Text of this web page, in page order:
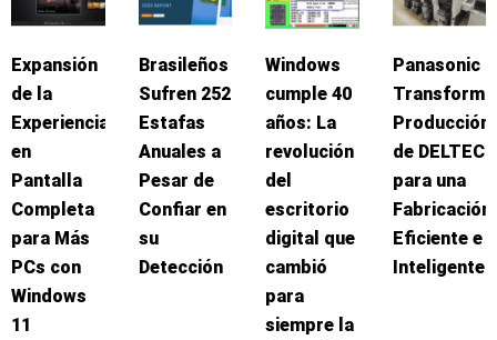
Expansión
de la
Experiencia
en
Pantalla
Completa
para Más
PCs con
Windows
11
Brasileños
Sufren 252
Estafas
Anuales a
Pesar de
Confiar en
su
Detección
Windows
cumple 40
años: La
revolución
del
escritorio
digital que
cambió
para
siempre la
Panasonic
Transforma
Producción
de DELTEC
para una
Fabricación
Eficiente e
Inteligente